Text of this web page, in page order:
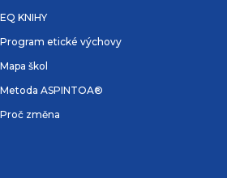
EQ KNIHY
Program etické výchovy
Mapa škol
Metoda ASPINTOA®
Proč změna